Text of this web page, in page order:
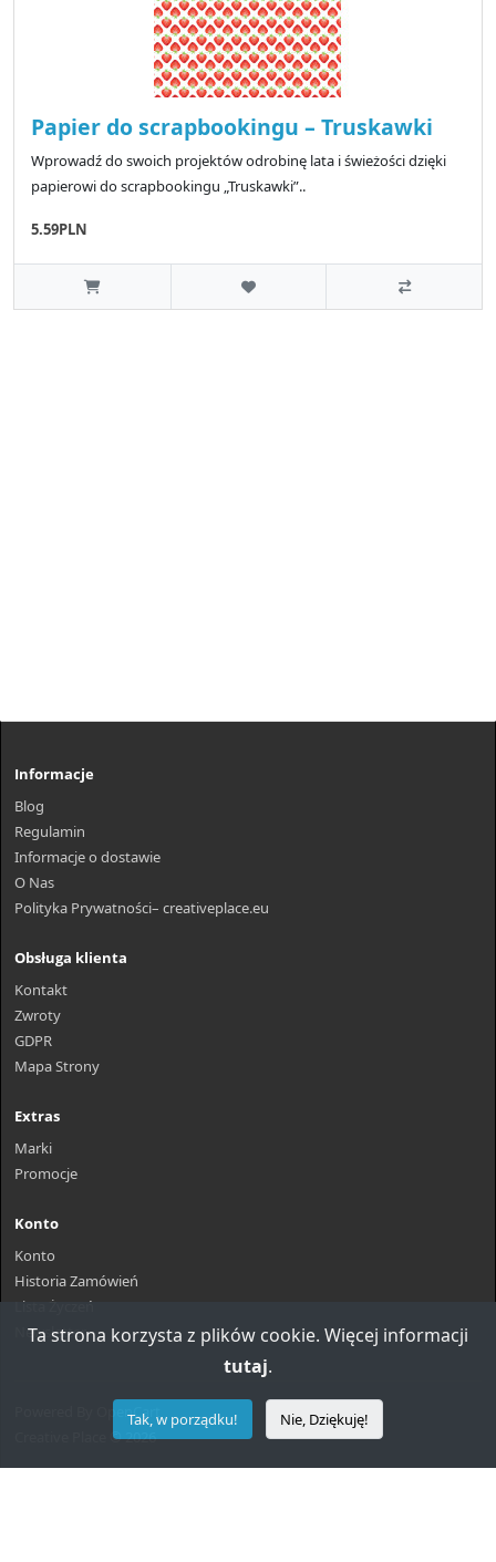
Papier do scrapbookingu – Truskawki
Wprowadź do swoich projektów odrobinę lata i świeżości dzięki
papierowi do scrapbookingu „Truskawki”..
5.59PLN
Informacje
Blog
Regulamin
Informacje o dostawie
O Nas
Polityka Prywatności– creativeplace.eu
Obsługa klienta
Kontakt
Zwroty
GDPR
Mapa Strony
Extras
Marki
Promocje
Konto
Konto
Historia Zamówień
Lista Życzeń
Newsletter
OpenCart
Creative Place © 2026
Ta strona korzysta z plików cookie. Więcej informacji
tutaj.
Tak, w porządku! Nie, Dziękuję!